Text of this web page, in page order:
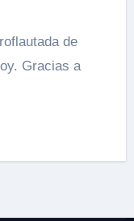
Gracias a